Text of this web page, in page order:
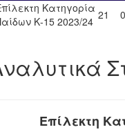
Κατηγορία
Κ-15 2023/24 21 0
Επίλεκτη